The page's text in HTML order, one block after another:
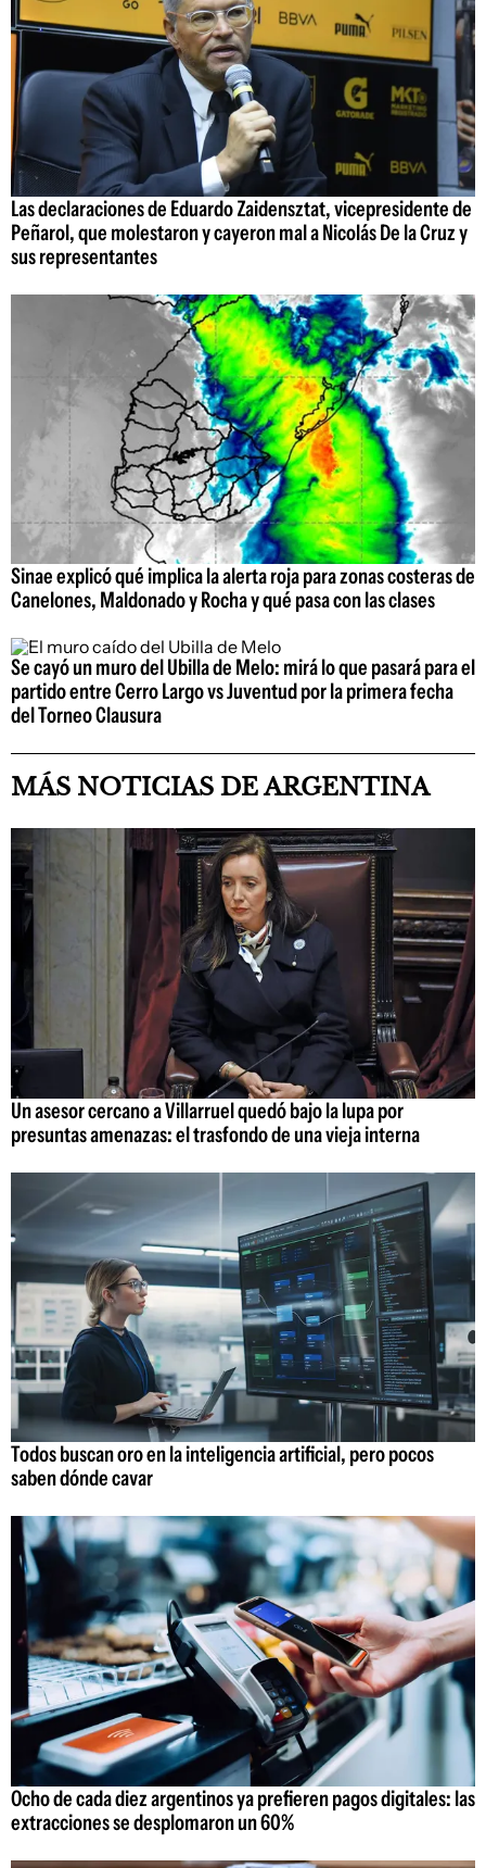
Las declaraciones de Eduardo Zaidensztat, vicepresidente de
Peñarol, que molestaron y cayeron mal a Nicolás De la Cruz y
sus representantes
Sinae explicó qué implica la alerta roja para zonas costeras de
Canelones, Maldonado y Rocha y qué pasa con las clases
Se cayó un muro del Ubilla de Melo: mirá lo que pasará para el
partido entre Cerro Largo vs Juventud por la primera fecha
del Torneo Clausura
MÁS NOTICIAS DE ARGENTINA
Un asesor cercano a Villarruel quedó bajo la lupa por
presuntas amenazas: el trasfondo de una vieja interna
Todos buscan oro en la inteligencia artificial, pero pocos
saben dónde cavar
Ocho de cada diez argentinos ya prefieren pagos digitales: las
extracciones se desplomaron un 60%